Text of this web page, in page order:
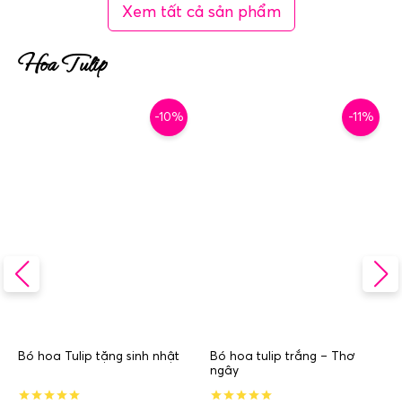
Xem tất cả sản phẩm
Hoa Tulip
-10%
Bó hoa Tulip tặng sinh nhật
-11%
Bó hoa tulip trắng – Thơ
ngây